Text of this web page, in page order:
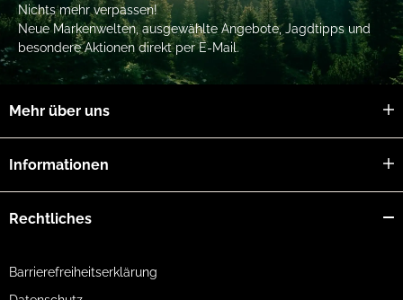
Nichts mehr verpassen!
Neue Markenwelten, ausgewählte Angebote, Jagdtipps und
besondere Aktionen direkt per E-Mail.
Mehr über uns
Informationen
Rechtliches
Barrierefreiheitserklärung